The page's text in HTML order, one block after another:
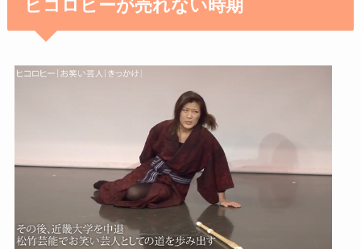
ヒコロヒーが売れない時期